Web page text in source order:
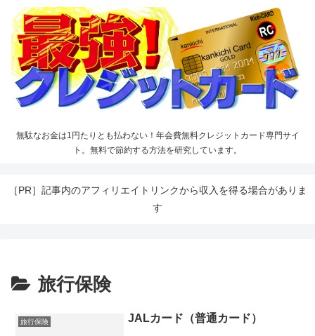
無駄なお金は1円たりとも払わない！年会費無料クレジットカード専門サイ
ト。無料で節約する方法を研究しています。
［PR］記事内のアフィリエイトリンクから収入を得る場合がありま
す
旅行保険
旅行保険 JALカード（普通カード）